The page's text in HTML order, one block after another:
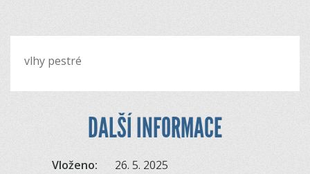
vlhy pestré
DALŠÍ INFORMACE
Vloženo:
26. 5. 2025